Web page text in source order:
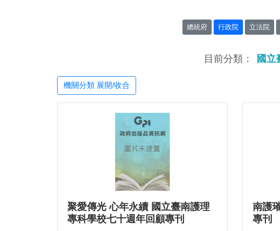
總統府 行政院 立法院
目前分類： 國立
機關分類 展開/收合
聚愛傳光 心年永續 國立臺南護理
專科學校七十週年回顧專刊
南護
專刊